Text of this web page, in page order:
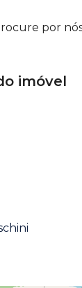
por
imóvel